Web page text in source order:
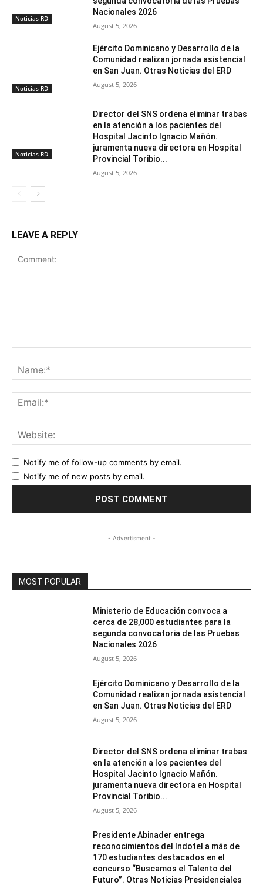
Noticias RD
Nacionales 2026
August 5, 2026
Noticias RD
Ejército Dominicano y Desarrollo de la
Comunidad realizan jornada asistencial
en San Juan. Otras Noticias del ERD
August 5, 2026
Noticias RD
Director del SNS ordena eliminar trabas
en la atención a los pacientes del
Hospital Jacinto Ignacio Mañón.
juramenta nueva directora en Hospital
Provincial Toribio...
August 5, 2026
LEAVE A REPLY
Notify me of follow-up comments by email.
Notify me of new posts by email.
- Advertisment -
MOST POPULAR
Ministerio de Educación convoca a
cerca de 28,000 estudiantes para la
segunda convocatoria de las Pruebas
Nacionales 2026
August 5, 2026
Ejército Dominicano y Desarrollo de la
Comunidad realizan jornada asistencial
en San Juan. Otras Noticias del ERD
August 5, 2026
Director del SNS ordena eliminar trabas
en la atención a los pacientes del
Hospital Jacinto Ignacio Mañón.
juramenta nueva directora en Hospital
Provincial Toribio...
August 5, 2026
Presidente Abinader entrega
reconocimientos del Indotel a más de
170 estudiantes destacados en el
concurso “Buscamos el Talento del
Futuro”. Otras Noticias Presidenciales